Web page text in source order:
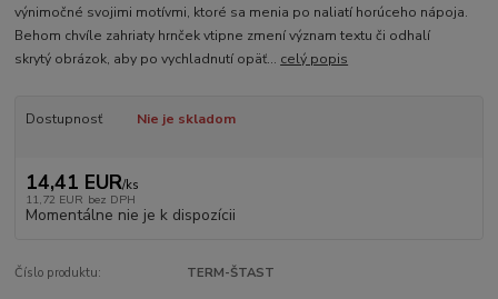
výnimočné svojimi motívmi, ktoré sa menia po naliatí horúceho nápoja.
Behom chvíle zahriaty hrnček vtipne zmení význam textu či odhalí
skrytý obrázok, aby po vychladnutí opäť... celý popis
Dostupnosť Nie je skladom
14,41 EUR/ks
11,72 EUR bez DPH
Momentálne nie je k dispozícii
Číslo produktu: TERM-ŠTAST